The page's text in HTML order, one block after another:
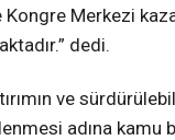
Merkezi
dedi.
ve
adına kamu